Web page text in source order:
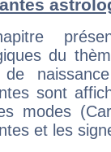
du
de
sont
modes
et les